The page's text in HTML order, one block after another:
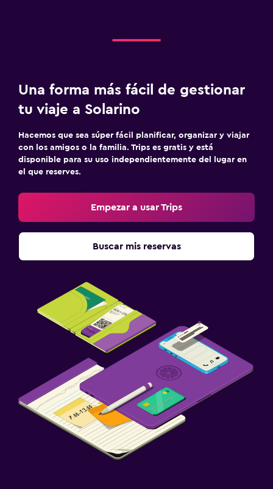
Una forma más fácil de gestionar
tu viaje a Solarino
Hacemos que sea súper fácil planificar, organizar y viajar
con los amigos o la familia. Trips es gratis y está
disponible para su uso independientemente del lugar en
el que reserves.
Empezar a usar Trips
Buscar mis reservas